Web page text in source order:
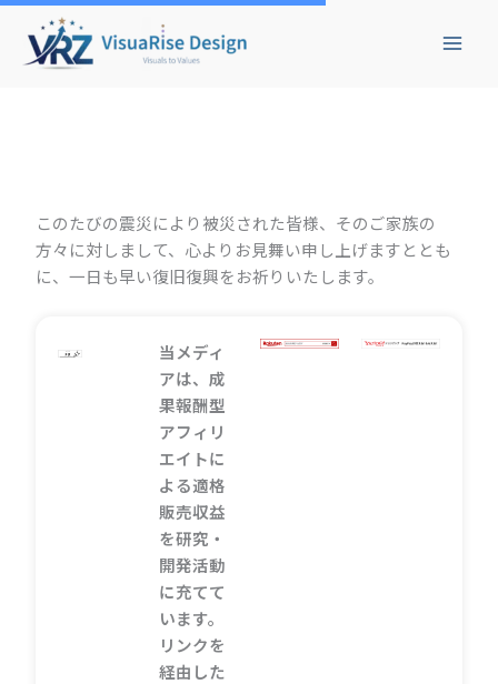
内
このたびの震災により被災された皆様、そのご家族の
方々に対しまして、心よりお見舞い申し上げますととも
に、一日も早い復旧復興をお祈りいたします。
当メディ
アは、成
果報酬型
アフィリ
エイトに
よる適格
販売収益
を研究・
開発活動
に充てて
います。
リンクを
経由した
検
索